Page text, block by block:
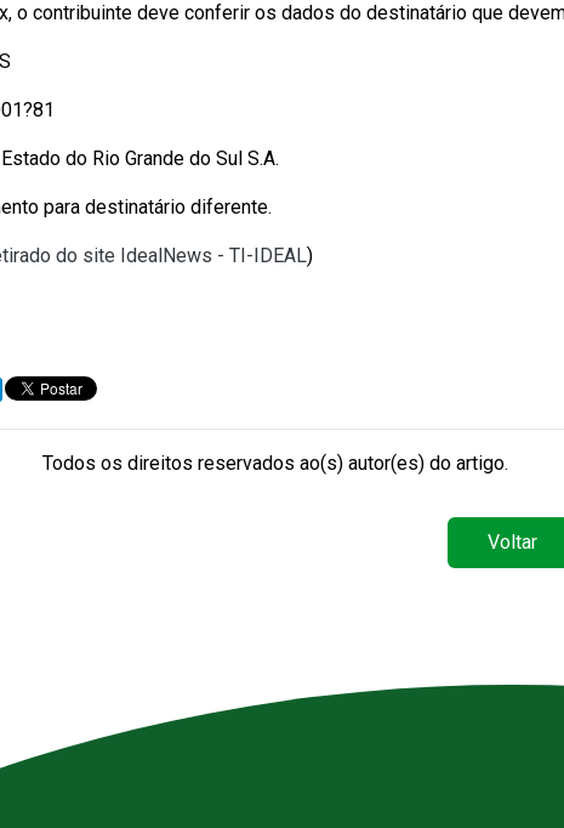
o contribuinte deve conferir os dados do destinatário que
do Rio Grande do Sul S.A.
para destinatário diferente.
do site IdealNews - TI-IDEAL)
Todos os direitos reservados ao(s) autor(es) do artigo.
Voltar